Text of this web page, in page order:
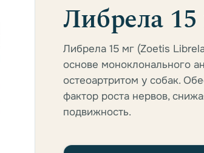
Либрела
Либрела 15 мг (Zoetis
основе моноклонального
остеоартритом у собак.
фактор роста нервов,
подвижность.